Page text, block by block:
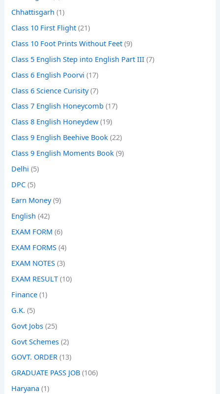
Chhattisgarh (1)
Class 10 First Flight (21)
Class 10 Foot Prints Without Feet (9)
Class 5 English Step into English Part III (7)
Class 6 English Poorvi (17)
Class 6 Science Curisity(7)
Class 7 English Honeycomb (17)
Class 8 English Honeydew(19)
Class 9 English Beehive Book (22)
Class 9 English Moments Book (9)
Delhi (5)
DPC (5)
Earn Money(9)
English (42)
EXAM FORM (6)
EXAM FORMS (4)
EXAM NOTES (3)
EXAM RESULT (10)
Finance (1)
G.K. (5)
Govt Jobs (25)
Govt Schemes (2)
GOVT. ORDER (13)
GRADUATE PASS JOB (106)
Haryana (1)